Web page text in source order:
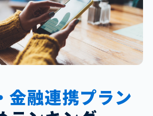
金融連携プラン